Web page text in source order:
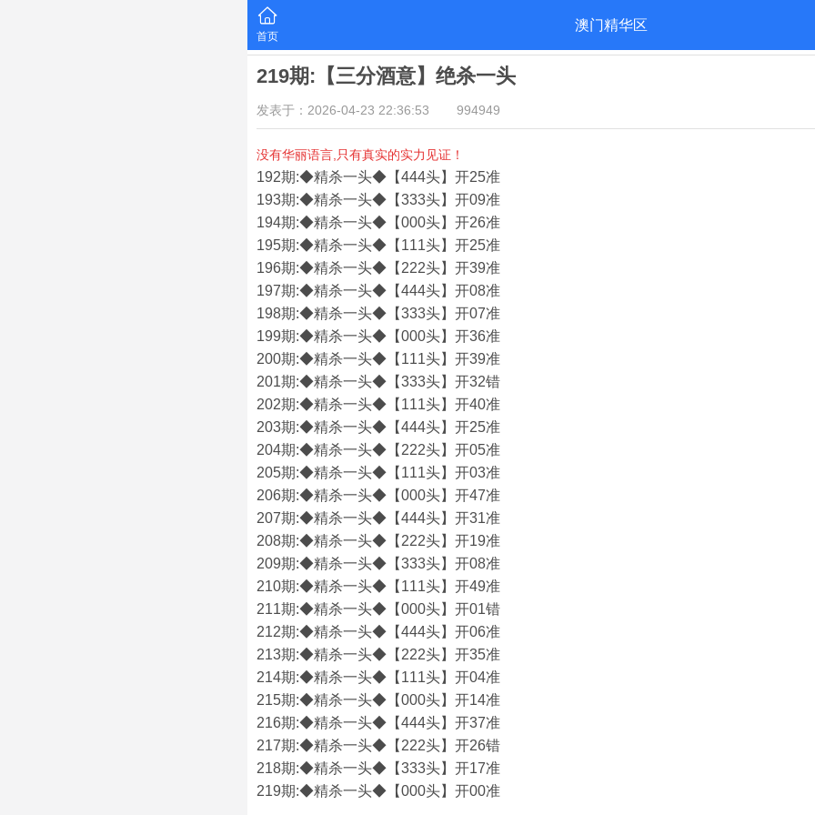
首页
澳门精华区
219期:【三分酒意】绝杀一头
发表于：2026-04-23 22:36:53 994949
没有华丽语言,只有真实的实力见证！
192期:◆精杀一头◆【444头】开25准
193期:◆精杀一头◆【333头】开09准
194期:◆精杀一头◆【000头】开26准
195期:◆精杀一头◆【111头】开25准
196期:◆精杀一头◆【222头】开39准
197期:◆精杀一头◆【444头】开08准
198期:◆精杀一头◆【333头】开07准
199期:◆精杀一头◆【000头】开36准
200期:◆精杀一头◆【111头】开39准
201期:◆精杀一头◆【333头】开32错
202期:◆精杀一头◆【111头】开40准
203期:◆精杀一头◆【444头】开25准
204期:◆精杀一头◆【222头】开05准
205期:◆精杀一头◆【111头】开03准
206期:◆精杀一头◆【000头】开47准
207期:◆精杀一头◆【444头】开31准
208期:◆精杀一头◆【222头】开19准
209期:◆精杀一头◆【333头】开08准
210期:◆精杀一头◆【111头】开49准
211期:◆精杀一头◆【000头】开01错
212期:◆精杀一头◆【444头】开06准
213期:◆精杀一头◆【222头】开35准
214期:◆精杀一头◆【111头】开04准
215期:◆精杀一头◆【000头】开14准
216期:◆精杀一头◆【444头】开37准
217期:◆精杀一头◆【222头】开26错
218期:◆精杀一头◆【333头】开17准
219期:◆精杀一头◆【000头】开00准